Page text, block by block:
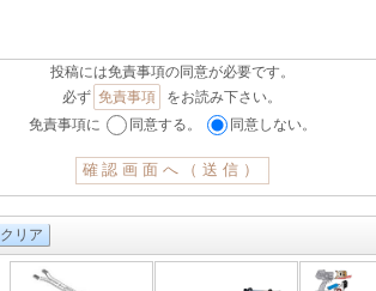
投稿には免責事項の同意が必要です。
必ず 免責事項
をお読み下さい。
免責事項に
同意する。 同意しない。
クリア